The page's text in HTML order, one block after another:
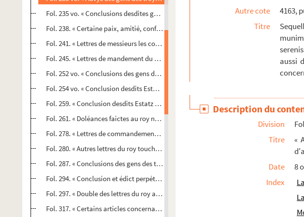
Fol. 235 vo. « Conclusions desdites gens des troys Estatz et ordonnance provision sur
Fol. 238. « Certaine paix, amitié, confédération et aliance entre le pape, le roy nostre
Fol. 241. « Lettres de messieurs les commissaires qui présideront pour le roy nostre
Fol. 245. « Lettres de mandement du roy nostre sire aulx gens des troys Estatz du pays
Fol. 252 vo. « Conclusions des gens des troys Estatz de ne faire paistre ni mettre
Fol. 254 vo. « Conclusion desdits Estatz touchant la traicte des blez. » Montpellier, 13
Fol. 259. « Conclusion desdits Estatz qu'il ne se payara rien des pourceaulx, beufs et
Fol. 261. « Doléances faictes au roy nostre sire par les gens des troys Estatz du pays de
Fol. 278. « Lettres de commandement du roy nostre sire contre ceulx qui prétendent
Fol. 280. « Autres lettres du roy touchant le navigaige des marchandises et autres
Fol. 287. « Conclusions des gens des troys Estatz, faicte à Montpellier, en décembre
Fol. 294. « Conclusion et édict perpétuel et irrévocable des gens des troys Estatz,
Fol. 297. « Double des lettres du roy adressans aux trésorier de France, généralz des
Fol. 317. « Certains articles concernans le faict de l'équivalent à la réquisition des
Autre cote
4163,
Titre
aussi
Description du
Division
Titre
«
Date
8
Index